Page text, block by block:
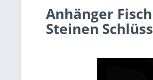
Anhänger
Steinen